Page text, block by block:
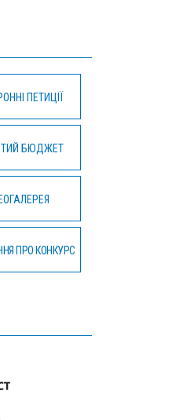
ПЕТИЦІЇ
БЮДЖЕТ
ПРО КОНКУРС